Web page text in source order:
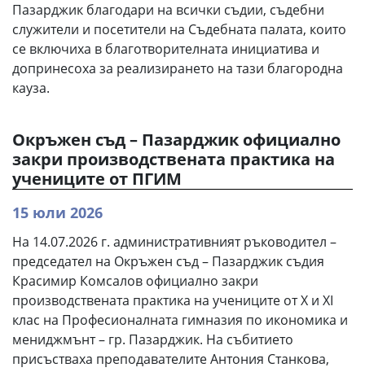
Пазарджик благодари на всички съдии, съдебни
служители и посетители на Съдебната палата, които
се включиха в благотворителната инициатива и
допринесоха за реализирането на тази благородна
кауза.
Окръжен съд – Пазарджик официално
закри производствената практика на
учениците от ПГИМ
15 юли 2026
На 14.07.2026 г. административният ръководител –
председател на Окръжен съд – Пазарджик съдия
Красимир Комсалов официално закри
производствената практика на учениците от X и XI
клас на Професионалната гимназия по икономика и
мениджмънт – гр. Пазарджик. На събитието
присъстваха преподавателите Антония Станкова,